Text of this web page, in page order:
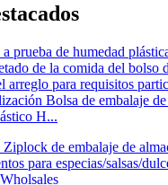
Bolsa de embalaje
H...